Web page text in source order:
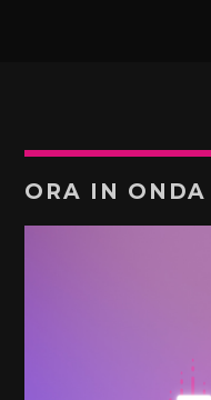
ORA IN ONDA